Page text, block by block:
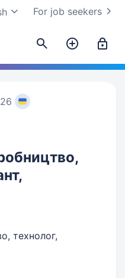
For job seekers
технолог,